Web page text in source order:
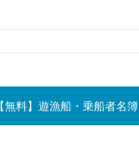
【無料】遊漁船・乗船者名簿